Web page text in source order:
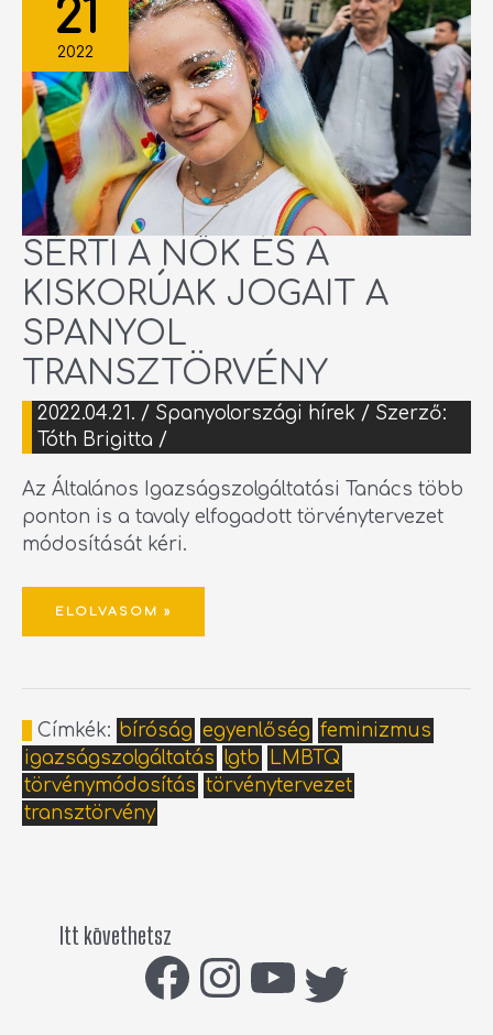
21
2022
SÉRTI A NŐK ÉS A
KISKORÚAK JOGAIT A
SPANYOL
TRANSZTÖRVÉNY
2022.04.21. / Spanyolországi hírek / Szerző:
Tóth Brigitta /
Az Általános Igazságszolgáltatási Tanács több
ponton is a tavaly elfogadott törvénytervezet
módosítását kéri.
ÉS
A
KISKORÚAK
A
SPANYOL
TRANSZTÖRVÉNY
ELOLVASOM »
Címkék: bíróság egyenlőség feminizmus
igazságszolgáltatás lgtb
LMBTQ
törvénymódosítás törvénytervezet
transztörvény
Itt követhetsz